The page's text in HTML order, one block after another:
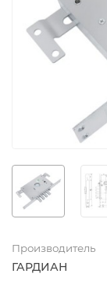
Производитель
ГАРДИАН